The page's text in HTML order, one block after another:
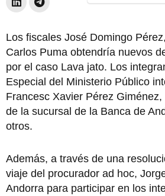
Los fiscales José Domingo
Carlos Puma obtendría nuevos
por el caso Lava jato. Los
Especial del Ministerio Público
Francesc Xavier Pérez
de la sucursal de la Banca de
otros.
Además, a través de una
viaje del procurador ad hoc,
Andorra para participar en los